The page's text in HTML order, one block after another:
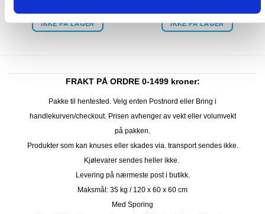
IKKE PÅ LAGER IKKE PÅ LAGER
FRAKT PÅ ORDRE 0-1499 kroner:
Pakke til hentested. Velg enten Postnord eller Bring i
handlekurven/checkout. Prisen avhenger av vekt eller volumvekt
på pakken.
Produkter som kan knuses eller skades via. transport sendes ikke.
Kjølevarer sendes heller ikke.
Levering på nærmeste post i butikk.
Maksmål: 35 kg / 120 x 60 x 60 cm
Med Sporing